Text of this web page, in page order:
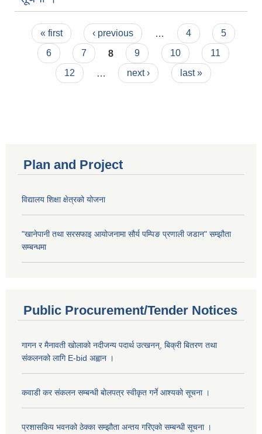
Pages
« first ‹ previous 4
5
6
7 8 9 10
11
12
next › last »
Plan and Project
विद्यालय शिक्षा क्षेत्रको योजना
"खानेपानी तथा सरसफाइ आयोजनामा सौर्य पम्पिङ प्रणाली जडान" सम्झौता
सम्बन्धमा
Public Procurement/Tender Notices
गागन र मैनावती खोलाको नदीजन्य पदार्थ उत्खनन्, बिक्री बितरण तथा
संकलनको लागि E-bid अह्वान ।
कवाडी कर संकलन सम्बन्धी बोलपत्र स्वीकृत गर्ने आश्यको सूचना ।
प्रशासकिय भवनको ठेक्का सम्झौता अन्तय गरिएको सम्बन्धी सूचना ।